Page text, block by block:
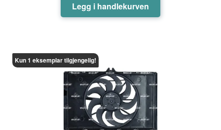
Legg i handlekurven
Kun 1 eksemplar tilgjengelig!